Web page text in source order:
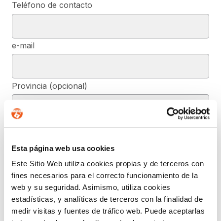
Esta página web usa cookies
Este Sitio Web utiliza cookies propias y de terceros con
fines necesarios para el correcto funcionamiento de la
web y su seguridad. Asimismo, utiliza cookies
estadísticas, y analíticas de terceros con la finalidad de
medir visitas y fuentes de tráfico web. Puede aceptarlas
Teléfono de contacto
e-mail
Provincia (opcional)
Mensaje (opcional)
De conformidad con el RGPD y la LOPDGDD, SEGURIDAD Y
PRIVACIDAD DE DATOS, S.L. tratará los datos facilitados, con la
finalidad de contestar a las dudas y/o quejas planteadas a través
del presente formulario y facilitar la información solicitada. Podrá
ejercer, si lo desea, los derechos de acceso, rectificación,
supresión, y demás reconocidos en la normativa mencionada. Para
obtener más información acerca de cómo estamos tratando sus